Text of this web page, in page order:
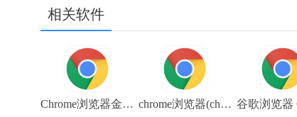
相关软件
Chrome浏览器金丝雀版 Canary 探索者版 V103.0.5048.0 64位下载 chrome浏览器(chrome_win32_beta_105.0.5195.19)测试版 谷歌浏览器下载